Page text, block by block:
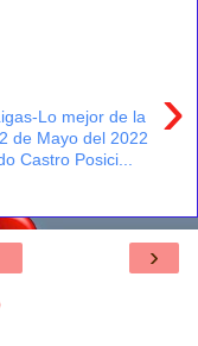
›
Lo mejor de la
de Mayo del 2022
Castro Posici...
›